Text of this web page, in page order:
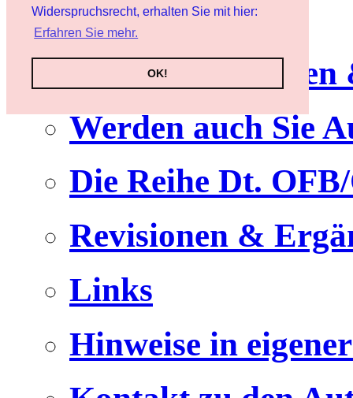
Widerspruchsrecht, erhalten Sie mit hier:
Erfahren Sie mehr.
OK!
Service
Werden auch Sie
Die Reihe Dt.
Revisionen &
Links
Hinweise in